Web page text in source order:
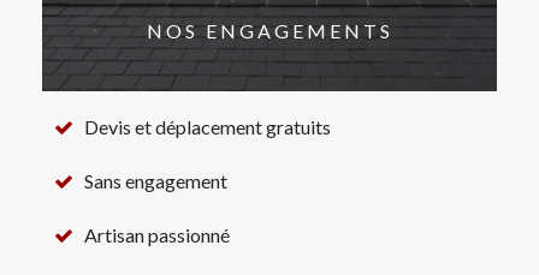
NOS ENGAGEMENTS
Devis et déplacement gratuits
Sans engagement
Artisan passionné